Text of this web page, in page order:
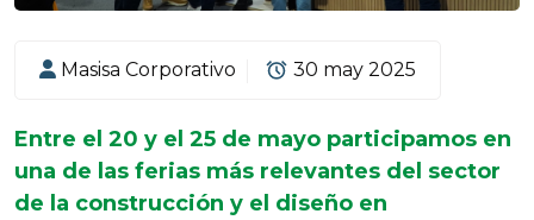
Masisa Corporativo 30 may 2025
Entre el 20 y el 25 de mayo participamos en
una de las ferias más relevantes del sector
de la construcción y el diseño en